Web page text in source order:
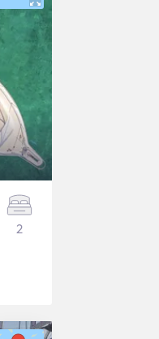
2